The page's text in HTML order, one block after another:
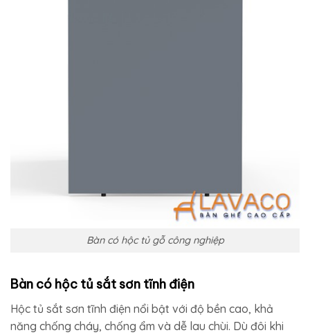
Bàn có hộc tủ gỗ công nghiệp
Bàn có hộc tủ sắt sơn tĩnh điện
Hộc tủ sắt sơn tĩnh điện nổi bật với độ bền cao, khả
năng chống cháy, chống ẩm và dễ lau chùi. Dù đôi khi